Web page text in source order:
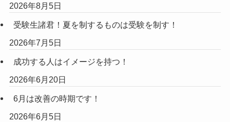
2026年8月5日
受験生諸君！夏を制するものは受験を制す！
2026年7月5日
成功する人はイメージを持つ！
2026年6月20日
6月は改善の時期です！
2026年6月5日